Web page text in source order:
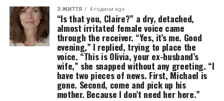
З ЖИТТЯ 4 години ago
“Is that you, Claire?” a dry, detached,
almost irritated female voice came
through the receiver. “Yes, it’s me. Good
evening,” I replied, trying to place the
voice. “This is Olivia, your ex-husband’s
wife,” she snapped without any greeting. “I
have two pieces of news. First, Michael is
gone. Second, come and pick up his
mother. Because I don’t need her here.”